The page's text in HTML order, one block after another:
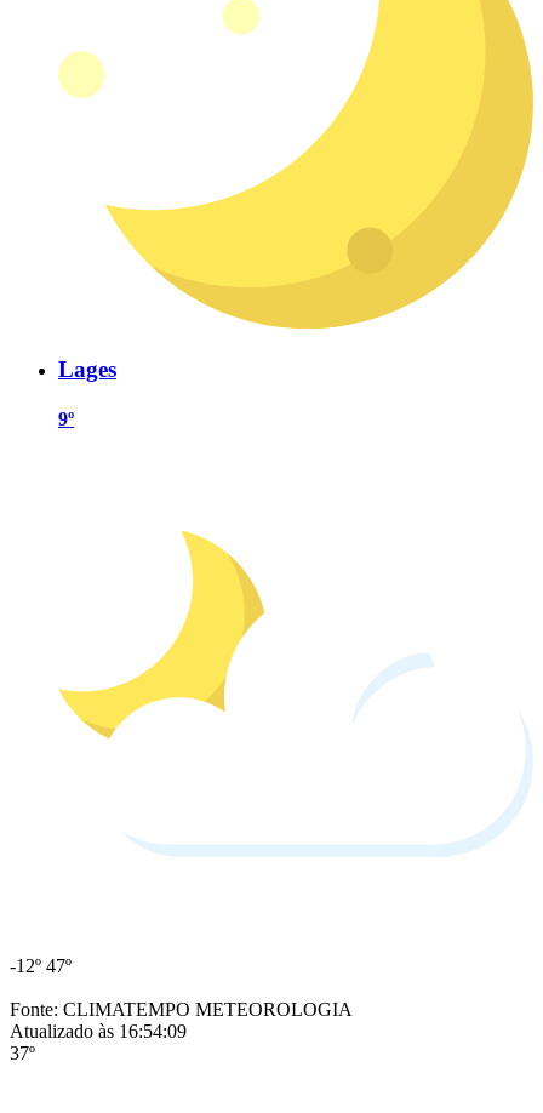
Lages
9º
-12º 47º
Fonte: CLIMATEMPO METEOROLOGIA
Atualizado às 16:54:09
37º